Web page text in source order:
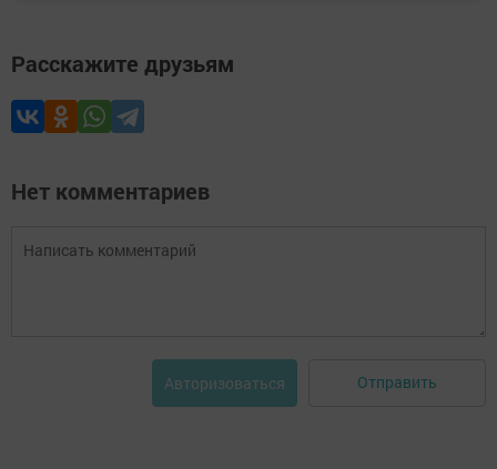
Расскажите друзьям
Нет комментариев
Авторизоваться Отправить